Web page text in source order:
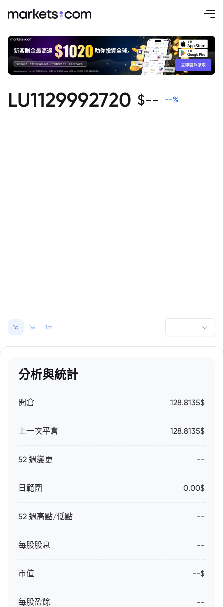
LU1129992720 $-- --%
1d 1w 1m
分析與統計
開倉 128.8135$
上一次平倉 128.8135$
52 週變更 --
日範圍 0.00$
52 週高點/低點 --
每股股息 --
市值 --$
每股盈餘 --